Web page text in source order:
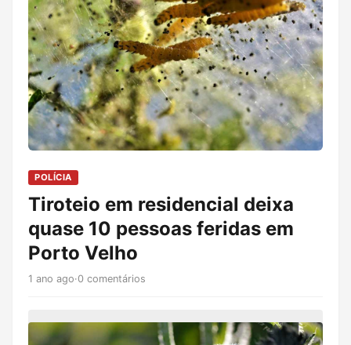
POLÍCIA
Tiroteio em residencial deixa
quase 10 pessoas feridas em
Porto Velho
1 ano ago·0 comentários